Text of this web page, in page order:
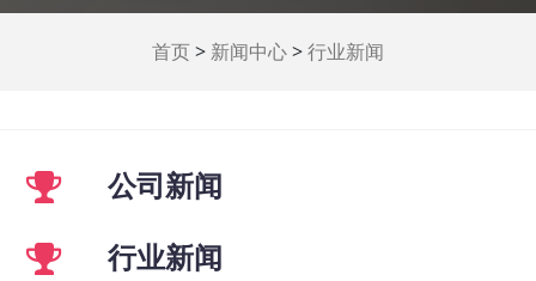
首页 > 新闻中心 > 行业新闻
公司新闻
行业新闻